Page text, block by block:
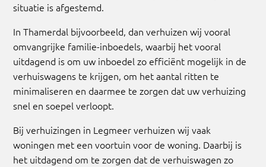
situatie is afgestemd.
In Thamerdal bijvoorbeeld, dan verhuizen wij vooral
omvangrijke familie-inboedels, waarbij het vooral
uitdagend is om uw inboedel zo efficiënt mogelijk in de
verhuiswagens te krijgen, om het aantal ritten te
minimaliseren en daarmee te zorgen dat uw verhuizing
snel en soepel verloopt.
Bij verhuizingen in Legmeer verhuizen wij vaak
woningen met een voortuin voor de woning. Daarbij is
het uitdagend om te zorgen dat de verhuiswagen zo